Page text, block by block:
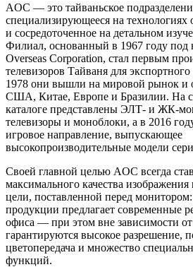
AOC — это тайваньское
специализирующееся на технологиях
и сосредоточенное на детальном
Филиал, основанный в 1967 году под
Overseas Corporation, стал первым
телевизоров Тайваня для
1978 они вышли на мировой рынок и
США, Китае, Европе и Бразилии. На
каталоге представлены ЭЛТ- и ЖК-
телевизоры и моноблоки, а в 2016
игровое направление, выпускающее
высокопроизводительные модели
Своей главной целью AOC всегда
максимального качества изображения
цели, поставленной перед
продукции предлагает современные
офиса — при этом вне зависимости
гарантируются высокое разрешение,
цветопередача и множество
функций.